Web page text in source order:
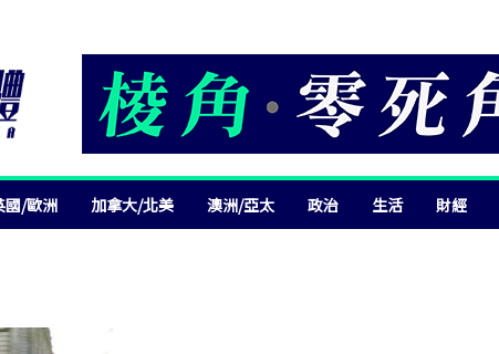
國/歐洲 加拿大/北美 澳洲/亞太 政治 生活 財經